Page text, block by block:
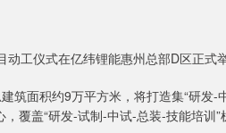
工仪式在亿纬锂能惠州总部D区正式举
筑面积约9万平方米，将打造集“研发-
覆盖“研发-试制-中试-总装-技能培训”